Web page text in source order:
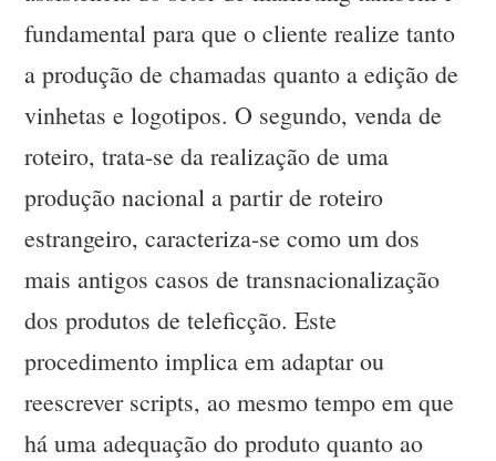
fundamental para que o cliente realize tanto
a produção de chamadas quanto a edição de
vinhetas e logotipos. O segundo, venda de
roteiro, trata-se da realização de uma
produção nacional a partir de roteiro
estrangeiro, caracteriza-se como um dos
mais antigos casos de transnacionalização
dos produtos de teleficção. Este
procedimento implica em adaptar ou
reescrever scripts, ao mesmo tempo em que
há uma adequação do produto quanto ao